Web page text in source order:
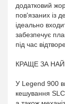
додатковий
пов'язаних із
ідеально
забезпечує
під час
КРАЩЕ ЗА
У Legend 900
кешування SLC